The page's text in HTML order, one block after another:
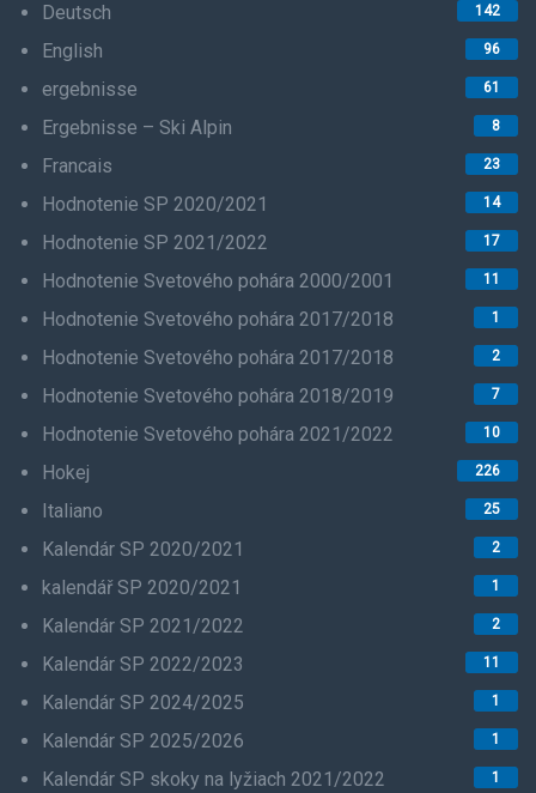
Deutsch 142
English 96
ergebnisse 61
Ergebnisse – Ski Alpin 8
Francais 23
Hodnotenie SP 2020/2021 14
Hodnotenie SP 2021/2022 17
Hodnotenie Svetového pohára 2000/2001 11
Hodnotenie Svetového pohára 2017/2018 1
Hodnotenie Svetového pohára 2017/2018 2
Hodnotenie Svetového pohára 2018/2019 7
Hodnotenie Svetového pohára 2021/2022 10
Hokej 226
Italiano 25
Kalendár SP 2020/2021 2
kalendář SP 2020/2021 1
Kalendár SP 2021/2022 2
Kalendár SP 2022/2023 11
Kalendár SP 2024/2025 1
Kalendár SP 2025/2026 1
Kalendár SP skoky na lyžiach 2021/2022 1